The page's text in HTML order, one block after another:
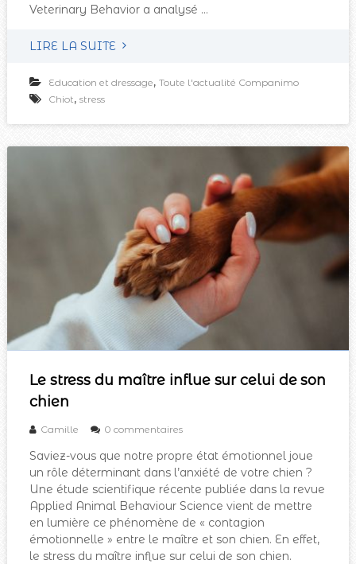
Veterinary Behavior a analysé …
LIRE LA SUITE
Education et dressage, Toute l'actualité Companimo
Chiot, stress
Le stress du maître influe sur celui de son
chien
Camille 0 commentaires
Saviez-vous que notre propre état émotionnel joue
un rôle déterminant dans l’anxiété de votre chien ?
Une étude scientifique récente publiée dans la revue
Applied Animal Behaviour Science vient de mettre
en lumière ce phénomène de « contagion
émotionnelle » entre le maître et son chien. En effet,
le stress du maître influe sur celui de son chien.